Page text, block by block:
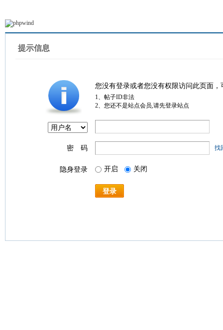
提示信息
您没有登录或者您没有权限访问此页面
1、帖子ID非法
2、您还不是站点会员,请先登录站点
密 码 找
隐身登录 开启 关闭
登录